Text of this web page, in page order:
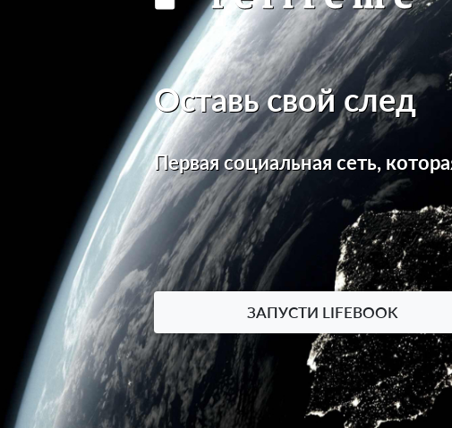
Оставь свой след
Первая социальная сеть,
ЗАПУСТИ LIFEBOOK